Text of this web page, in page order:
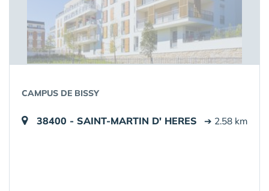
CAMPUS DE BISSY
38400 - SAINT-MARTIN D' HERES ➔ 2.58 km